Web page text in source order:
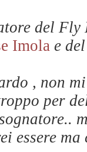
del
Imola e
, non
per
essere